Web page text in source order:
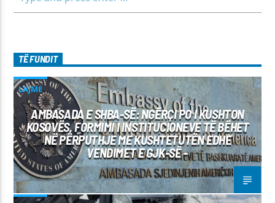
TË FUNDIT
LAJME
AMBASADA E SHBA-SË: NGËRÇI PO I KUSHTON
KOSOVËS, FORMIMI I INSTITUCIONEVE TË BËHET
NË PËRPUTHJE ME KUSHTETUTËN EDHE
VENDIMET E GJK-SË –